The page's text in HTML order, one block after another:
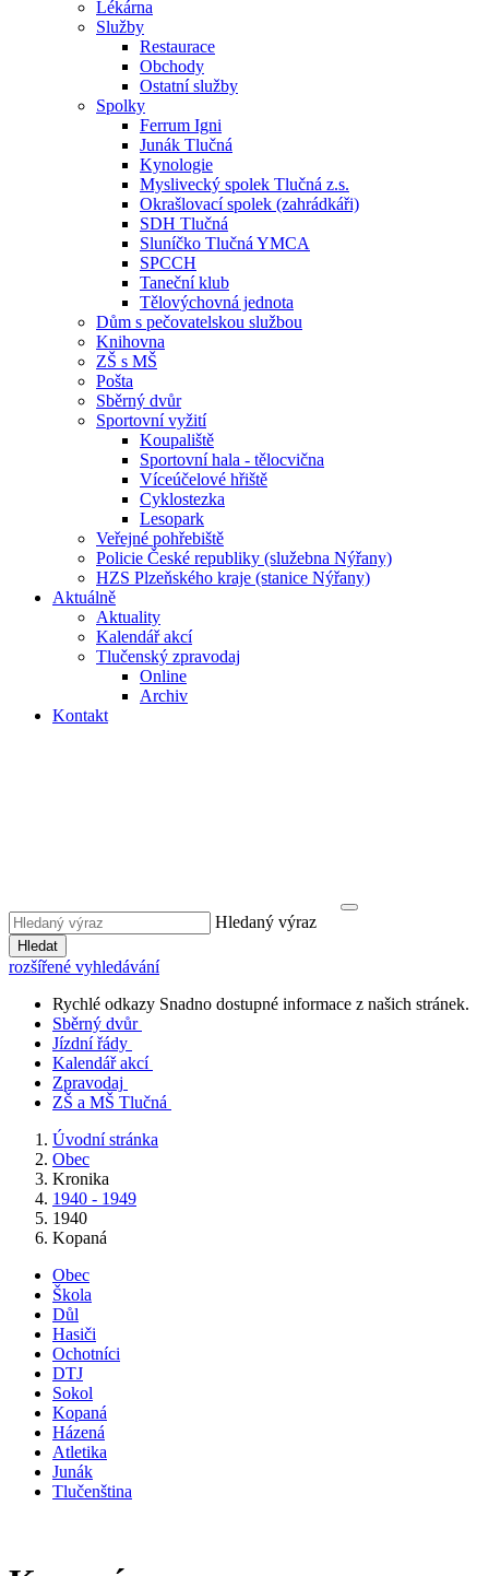
Lékárna
Služby
Restaurace
Obchody
Ostatní služby
Spolky
Ferrum Igni
Junák Tlučná
Kynologie
Myslivecký spolek Tlučná z.s.
Okrašlovací spolek (zahrádkáři)
SDH Tlučná
Sluníčko Tlučná YMCA
SPCCH
Taneční klub
Tělovýchovná jednota
Dům s pečovatelskou službou
Knihovna
ZŠ s MŠ
Pošta
Sběrný dvůr
Sportovní vyžití
Koupaliště
Sportovní hala - tělocvična
Víceúčelové hřiště
Cyklostezka
Lesopark
Veřejné pohřebiště
Policie České republiky (služebna Nýřany)
HZS Plzeňského kraje (stanice Nýřany)
Aktuálně
Aktuality
Kalendář akcí
Tlučenský zpravodaj
Online
Archiv
Kontakt
Hledaný výraz
Hledat
rozšířené vyhledávání
Rychlé odkazy Snadno dostupné informace z našich stránek.
Sběrný dvůr
Jízdní řády
Kalendář akcí
Zpravodaj
ZŠ a MŠ Tlučná
Úvodní stránka
Obec
Kronika
1940 - 1949
1940
Kopaná
Obec
Škola
Důl
Hasiči
Ochotníci
DTJ
Sokol
Kopaná
Házená
Atletika
Junák
Tlučenština